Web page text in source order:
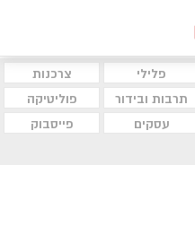
פלילי
צרכנות
תרבות ובידור
פוליטיקה
עסקים
פייסבוק